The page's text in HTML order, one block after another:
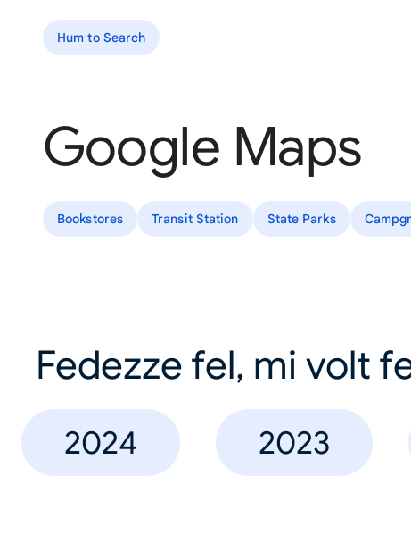
Hum to Search
Google Maps
Bookstores Transit Station State Parks
Fedezze fel, mi volt
2024 2023